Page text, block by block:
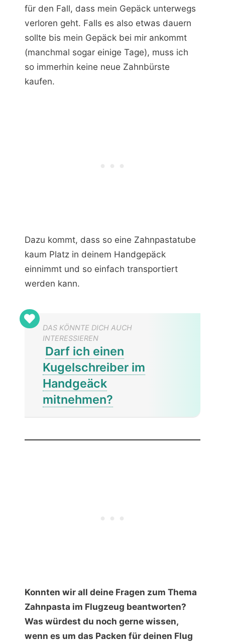
für den Fall, dass mein Gepäck unterwegs
verloren geht. Falls es also etwas dauern
sollte bis mein Gepäck bei mir ankommt
(manchmal sogar einige Tage), muss ich
so immerhin keine neue Zahnbürste
kaufen.
Dazu kommt, dass so eine Zahnpastatube
kaum Platz in deinem Handgepäck
einnimmt und so einfach transportiert
werden kann.
DAS KÖNNTE DICH AUCH
INTERESSIEREN
Darf ich einen
Kugelschreiber im
Handgeäck
mitnehmen?
Konnten wir all deine Fragen zum Thema
Zahnpasta im Flugzeug beantworten?
Was würdest du noch gerne wissen,
wenn es um das Packen für deinen Flug